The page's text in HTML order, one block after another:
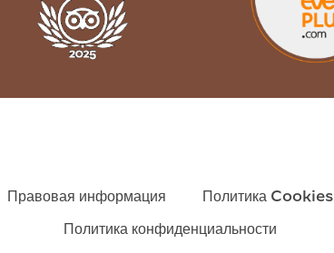
Правовая информация Политика Cookies
Политика конфиденциальности